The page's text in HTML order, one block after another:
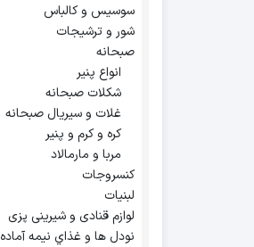
سوسیس و کالباس
شور و ترشیجات
صبحانه
انواع پنیر
شکلات صبحانه
غلات و سیریال صبحانه
کره و کرم و پنیر
مربا و مارمالاد
کنسروجات
لبنیات
لوازم قنادی و شیرینی پزی
نودل ها و غذاي نيمه آماده